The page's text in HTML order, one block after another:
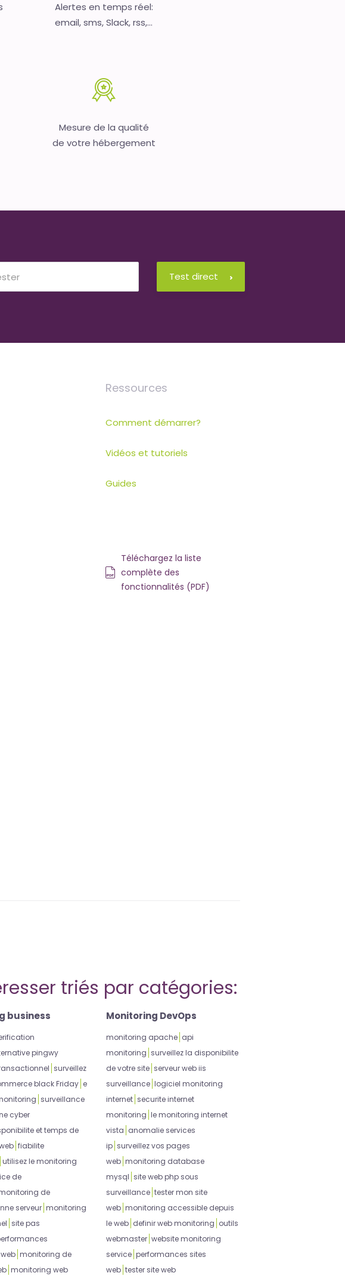
Alertes en temps réel:
email, sms, Slack, rss,...
Mesure de la qualité
de votre hébergement
Test direct
Ressources
Comment démarrer?
Vidéos et tutoriels
Guides
Téléchargez la liste
complète des
fonctionnalités (PDF)
triés par catégories:
business
pingwy
surveillez
black Friday e
surveillance
cyber
et temps de
fiabilite
utilisez le monitoring
de
de
serveur monitoring
site pas
monitoring de
monitoring web
Monitoring DevOps
monitoring apache api
monitoring surveillez la disponibilite
de votre site serveur web iis
surveillance logiciel monitoring
internet securite internet
monitoring le monitoring internet
vista anomalie services
ip surveillez vos pages
web monitoring database
mysql site web php sous
surveillance tester mon site
web monitoring accessible depuis
le web definir web monitoring outils
webmaster website monitoring
service performances sites
web tester site web